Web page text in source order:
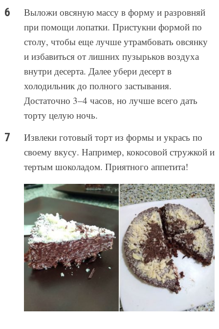
Выложи овсяную массу в форму и разровняй
при помощи лопатки. Пристукни формой по
столу, чтобы еще лучше утрамбовать овсянку
и избавиться от лишних пузырьков воздуха
внутри десерта. Далее убери десерт в
холодильник до полного застывания.
Достаточно 3–4 часов, но лучше всего дать
торту целую ночь.
Извлеки готовый торт из формы и укрась по
своему вкусу. Например, кокосовой стружкой и
тертым шоколадом. Приятного аппетита!